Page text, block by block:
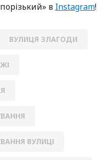
в Instagram!
ВУЛИЦЯ ЗЛАГОДИ
ВУЛИЦІ